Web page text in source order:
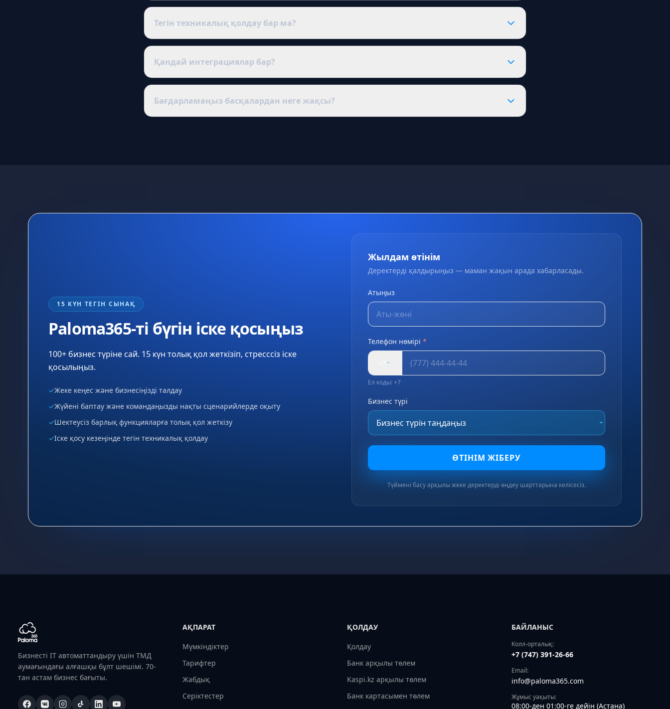
15 күн — барлық функциялары бар тегін сынақ кезеңі. Сынақтан кейін жалғастыру үшін таңдаған
Тегін техникалық қолдау бар ма?
Кез келген тарифте және бағдарламаның жұмысы мен мүмкіндіктері туралы кез келген сұрақ бойынша
Қандай интеграциялар бар?
Бизнеске ең қажеттілерінің бәрі: онлайн-касса және ОФД, төлемдерді қабылдау (QR, карта, банк
Бағдарламаңыз басқалардан неге жақсы?
15 КҮН ТЕГІН СЫНАҚ
Paloma365-ті бүгін іске қосыңыз
100+ бизнес түріне сай. 15 күн толық қол жеткізіп, стресссіз іске
қосылыңыз.
✓Жеке кеңес және бизнесіңізді талдау
✓Жүйені баптау және командаңызды нақты сценарийлерде оқыту
✓Шектеусіз барлық функцияларға толық қол жеткізу
✓Іске қосу кезеңінде тегін техникалық қолдау
Жылдам өтінім
Деректерді қалдырыңыз — маман жақын арада хабарласады.
Атыңыз
Телефон нөмірі *
Ел коды: +7
Бизнес түрі
ӨТІНІМ ЖІБЕРУ
Түймені басу арқылы жеке деректерді өңдеу шарттарына келісесіз.
Бизнесті IT автоматтандыру үшін ТМД
аумағындағы алғашқы бұлт шешімі. 70-
тан астам бизнес бағыты.
АҚПАРАТ
Мүмкіндіктер
Тарифтер
Жабдық
Серіктестер
ҚОЛДАУ
Қолдау
Банк арқылы төлем
Kaspi.kz арқылы төлем
Банк картасымен төлем
БАЙЛАНЫС
Колл-орталық:
+7 (747) 391-26-66
Email:
info@paloma365.com
Жұмыс уақыты:
08:00-ден 01:00-ге дейін (Астана)